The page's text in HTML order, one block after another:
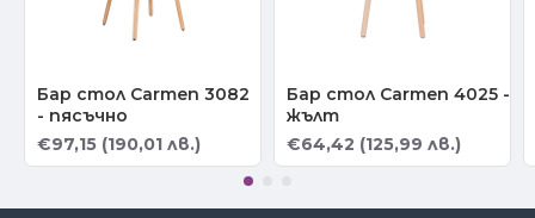
Бар стол Carmen 3082
- пясъчно
€97,15 (190,01 лв.)
Бар стол Carmen 4025 -
жълт
€64,42 (125,99 лв.)